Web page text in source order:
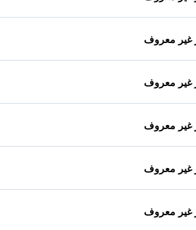
غير معروف
غير معروف
غير معروف
غير معروف
غير معروف